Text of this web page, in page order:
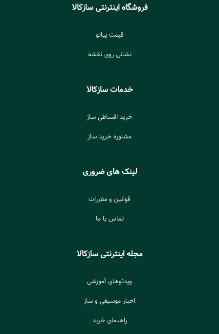
فروشگاه اینترنتی سازکالا
قیمت پیانو
نشانی روی نقشه
خدمات سازکالا
خرید اقساطی ساز
مشاوره خرید ساز
لینک های ضروری
قوانین و مقررات
تماس با ما
مجله اینترنتی سازکالا
ویدئوهای آموزشی
اخبار موسیقی و ساز
راهنمای خرید